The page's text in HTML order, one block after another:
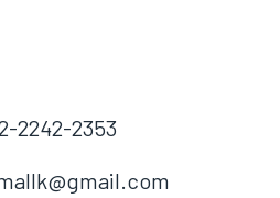
2242-2353